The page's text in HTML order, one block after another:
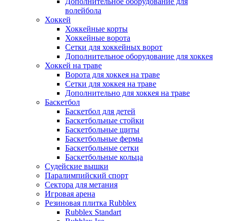
волейбола
Хоккей
Хоккейные корты
Хоккейные ворота
Сетки для хоккейных ворот
Дополнительное оборудование для хоккея
Хоккей на траве
Ворота для хоккея на траве
Сетки для хоккея на траве
Дополнительно для хоккея на траве
Баскетбол
Баскетбол для детей
Баскетбольные стойки
Баскетбольные щиты
Баскетбольные фермы
Баскетбольные сетки
Баскетбольные кольца
Судейские вышки
Паралимпийский спорт
Сектора для метания
Игровая арена
Резиновая плитка Rubblex
Rubblex Standart